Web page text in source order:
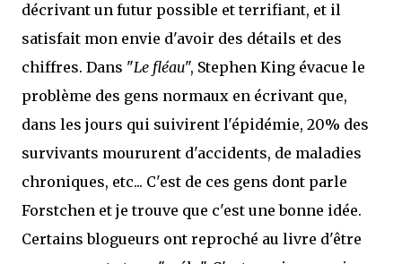
décrivant un futur possible et terrifiant, et il
satisfait mon envie d'avoir des détails et des
chiffres. Dans "Le fléau", Stephen King évacue le
problème des gens normaux en écrivant que,
dans les jours qui suivirent l'épidémie, 20% des
survivants moururent d'accidents, de maladies
chroniques, etc... C'est de ces gens dont parle
Forstchen et je trouve que c'est une bonne idée.
Certains blogueurs ont reproché au livre d'être